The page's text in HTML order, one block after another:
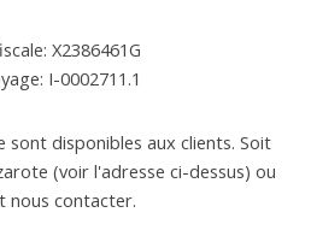
X2386461G
I-0002711.1
sont disponibles aux clients. Soit
(voir l'adresse ci-dessus) ou
nous contacter.